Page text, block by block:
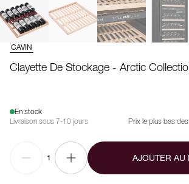
CAVIN
Clayette De Stockage - Arctic
En stock
Livraison sous 7-10 jours
Prix le plus bas
1 AJOUTER AU